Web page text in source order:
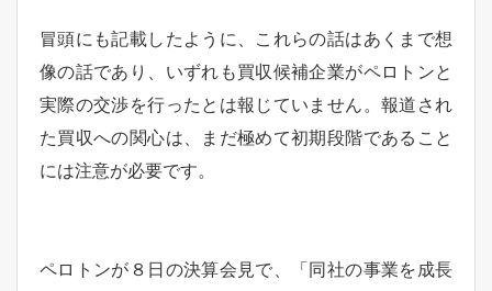
冒頭にも記載したように、これらの話はあくまで想
像の話であり、いずれも買収候補企業がペロトンと
実際の交渉を行ったとは報じていません。報道され
た買収への関心は、まだ極めて初期段階であること
には注意が必要です。
ペロトンが８日の決算会見で、「同社の事業を成長